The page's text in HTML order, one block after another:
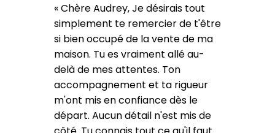
«Chère Audrey, Je désirais tout
simplement te remercier de t'être
si bien occupé de la vente de ma
maison. Tu es vraiment allé au-
delà de mes attentes. Ton
accompagnement et ta rigueur
m'ont mis en confiance dès le
départ. Aucun détail n'est mis de